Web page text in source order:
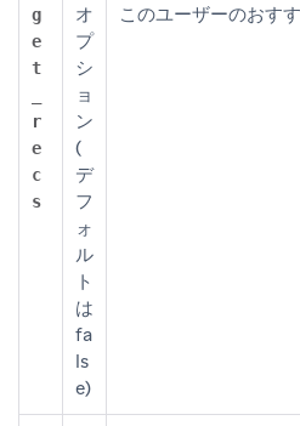
g
e
t
r
e
c
s
オ
プ
シ
ョ
ン
(
デ
フ
ォ
ル
ト
は
fa
ls
e)
このユーザーのおす